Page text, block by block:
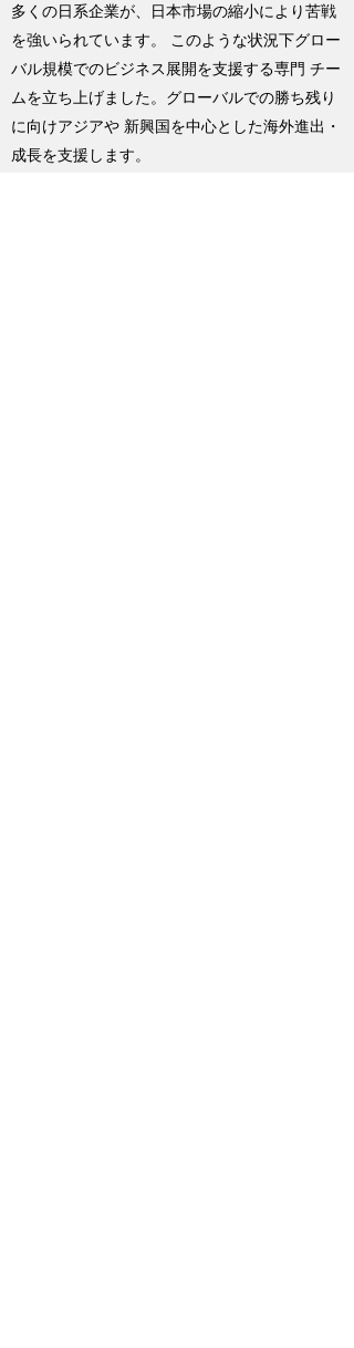
多くの日系企業が、日本市場の縮小により苦戦
を強いられています。 このような状況下グロー
バル規模でのビジネス展開を支援する専門 チー
ムを立ち上げました。グローバルでの勝ち残り
に向けアジアや 新興国を中心とした海外進出・
成長を支援します。